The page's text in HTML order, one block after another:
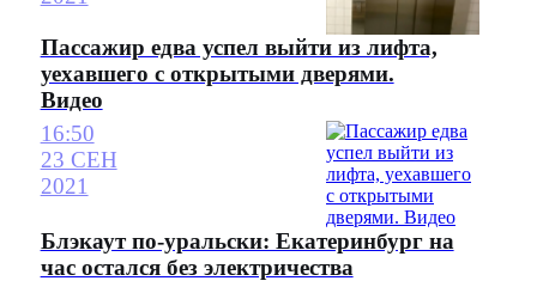
Пассажир едва успел выйти из лифта,
уехавшего с открытыми дверями.
Видео
16:50
23 СЕН
2021
Блэкаут по-уральски: Екатеринбург на
час остался без электричества